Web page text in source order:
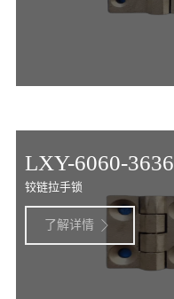
LXY-6060-3636
铰链拉手锁
了解详情 